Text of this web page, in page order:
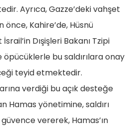
Ayrıca, Gazze’deki vahşet
önce, Kahire’de, Hüsnü
Dışişleri Bakanı Tzipi
öpücüklerle bu saldırılara onay
teyid etmektedir.
verdiği bu açık desteğe
Hamas yönetimine, saldırı
vererek, Hamas’ın